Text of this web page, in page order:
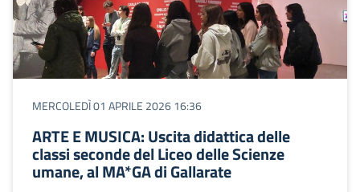
MERCOLEDÌ 01 APRILE 2026 16:36
ARTE E MUSICA: Uscita didattica delle
classi seconde del Liceo delle Scienze
umane, al MA*GA di Gallarate